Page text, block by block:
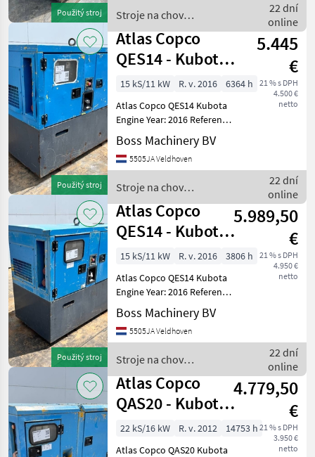
Použitý stroj
number: ESF355
Stroje na chov
hospodárskych zvierat /
Atlas Copco
22 dní
online
Použitý stroj
Atlas Copco
QES14 - Kubota
Engine
5.445
€
21 % s DPH
4.500 €
netto
15 kS/11 kW R. v. 2016
6364 h
Atlas Copco QES14 Kubota
Engine Year: 2016 Reference
number: BM007921 Hours:
6.364 Type QES14 Location
Veldhoven, Netherlands
number: ESF355
Boss Machinery BV
5505JA Veldhoven
Stroje na chov
hospodárskych zvierat /
Atlas Copco
22 dní
online
Použitý stroj
Atlas Copco
QES14 - Kubota
Engine
5.989,50
€
21 % s DPH
4.950 €
netto
15 kS/11 kW R. v. 2016
3806 h
Atlas Copco QES14 Kubota
Engine Year: 2016 Reference
number: BM007920 Hours:
3.806 Type QES14 Location
Veldhoven, Netherlands
number: ESF355
Boss Machinery BV
5505JA Veldhoven
Stroje na chov
hospodárskych zvierat /
Atlas Copco
22 dní
online
Atlas Copco
QAS20 - Kubota
Engine
4.779,50
€
21 % s DPH
3.950 €
netto
22 kS/16 kW R. v. 2012
14753 h
Atlas Copco QAS20 Kubota